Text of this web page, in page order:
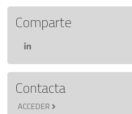
entradas
Comparte
Contacta
ACCEDER